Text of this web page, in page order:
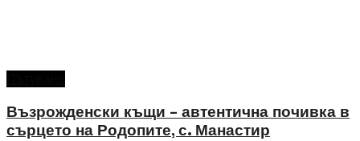
Възрожденски къщи – автентична почивка в
сърцето на Родопите, с. Манастир